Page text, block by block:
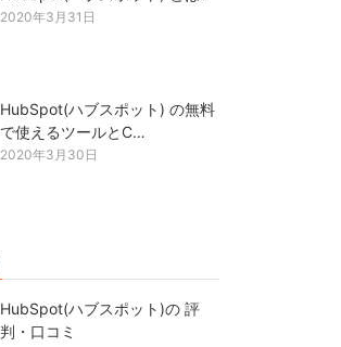
2020年3月31日
HubSpot(ハブスポット) の無料
で使えるツールとC…
2020年3月30日
HubSpot(ハブスポット)の 評
判・口コミ